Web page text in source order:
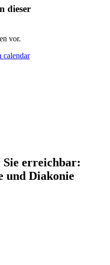
dieser
vor.
calendar
erreichbar:
und Diakonie